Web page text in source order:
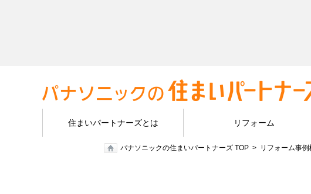
住まいパートナーズとは リフォーム
パナソニックの住まいパートナーズ TOP リフォーム事例